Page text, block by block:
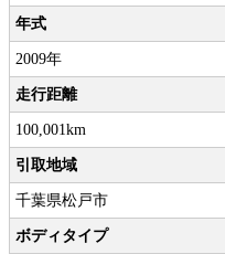
年式
2009年
走行距離
100,001km
引取地域
千葉県松戸市
ボディタイプ